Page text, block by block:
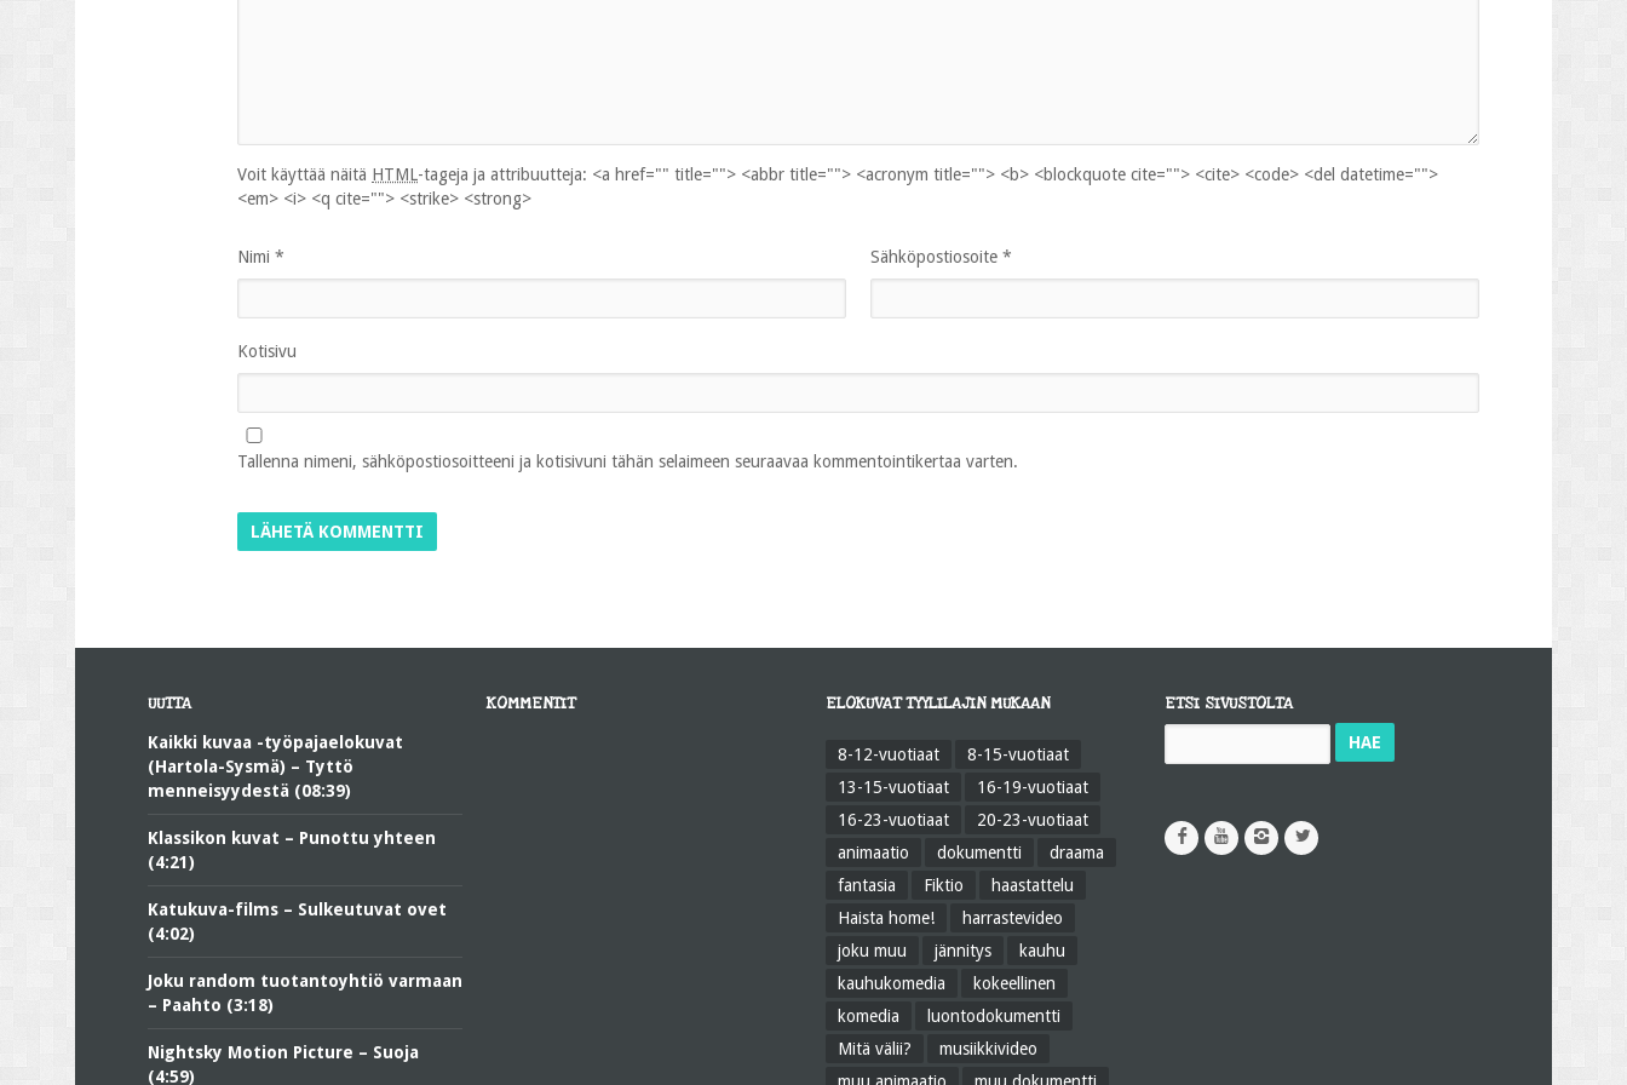
Voit käyttää näitä HTML-tageja ja attribuutteja: <a href="" title=""> <abbr title=""> <acronym title=""> <b> <blockquote cite=""> <cite> <code> <del datetime="">
<em> <i> <q cite=""> <strike> <strong>
Nimi * Sähköpostiosoite *
Kotisivu
Tallenna nimeni, sähköpostiosoitteeni ja kotisivuni tähän selaimeen seuraavaa kommentointikertaa varten.
UUTTA
Kaikki kuvaa -työpajaelokuvat
(Hartola-Sysmä) – Tyttö
menneisyydestä (08:39)
Klassikon kuvat – Punottu yhteen
(4:21)
Katukuva-films – Sulkeutuvat ovet
(4:02)
Joku random tuotantoyhtiö varmaan
– Paahto (3:18)
Nightsky Motion Picture – Suoja
(4:59)
KOMMENTIT ELOKUVAT TYYLILAJIN MUKAAN
8-12-vuotiaat
8-15-vuotiaat
13-15-vuotiaat
16-19-vuotiaat
16-23-vuotiaat
20-23-vuotiaat
animaatio
dokumentti
draama
fantasia
Fiktio
haastattelu
Haista home!
harrastevideo
joku muu
jännitys
kauhu
kauhukomedia
kokeellinen
komedia
luontodokumentti
Mitä välii?
musiikkivideo
ETSI SIVUSTOLTA